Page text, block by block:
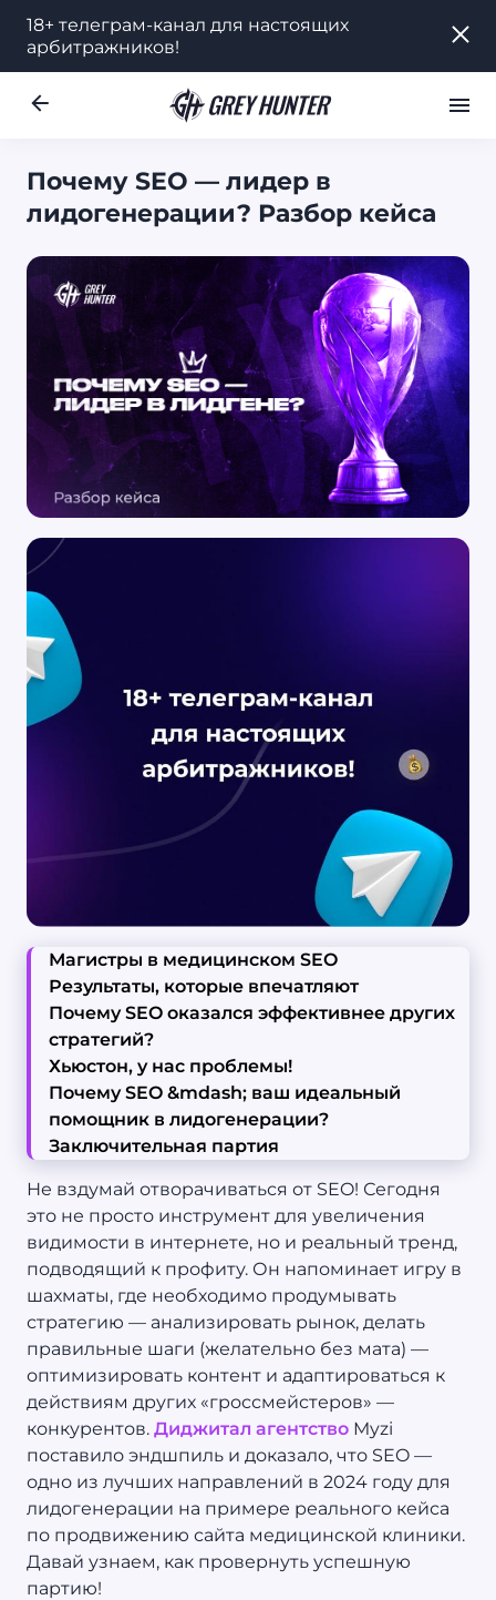
18+ телеграм-канал для настоящих
арбитражников!
18+ телеграм-канал для настоящих
арбитражников!
Почему SEO — лидер в
лидогенерации? Разбор кейса
Магистры в медицинском SEO
Результаты, которые впечатляют
Почему SEO оказался эффективнее других
стратегий?
Хьюстон, у нас проблемы!
Почему SEO &mdash; ваш идеальный
помощник в лидогенерации?
Заключительная партия
Не вздумай отворачиваться от SEO! Сегодня
это не просто инструмент для увеличения
видимости в интернете, но и реальный тренд,
подводящий к профиту. Он напоминает игру в
шахматы, где необходимо продумывать
стратегию — анализировать рынок, делать
правильные шаги (желательно без мата) —
оптимизировать контент и адаптироваться к
действиям других «гроссмейстеров» —
конкурентов. Диджитал агентство Myzi
поставило эндшпиль и доказало, что SEO —
одно из лучших направлений в 2024 году для
лидогенерации на примере реального кейса
по продвижению сайта медицинской клиники.
Давай узнаем, как провернуть успешную
партию!